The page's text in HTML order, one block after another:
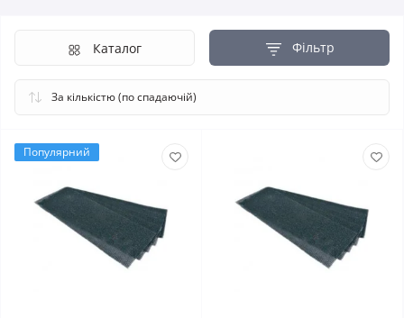
Фільтр
Каталог
Популярний